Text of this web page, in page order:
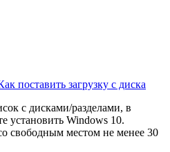
поставить загрузку с диска
с дисками/разделами, в
установить Windows 10.
свободным местом не менее 30